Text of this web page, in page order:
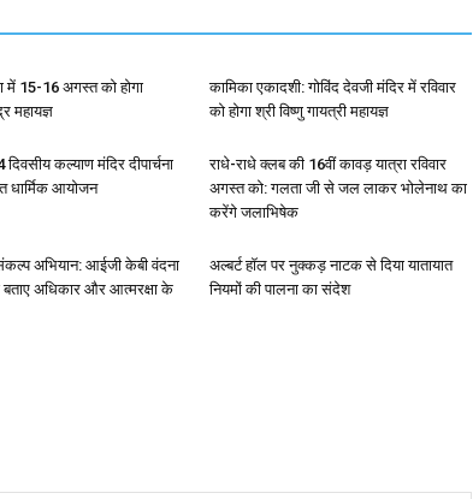
में 15-16 अगस्त को होगा
महायज्ञ
कामिका एकादशी: गोविंद देवजी मंदिर में रविवार
को होगा श्री विष्णु गायत्री महायज्ञ
कल्याण मंदिर दीपार्चना
धार्मिक आयोजन
राधे-राधे क्लब की 16वीं कावड़ यात्रा रविवार
अगस्त को: गलता जी से जल लाकर भोलेनाथ का
करेंगे जलाभिषेक
अभियान: आईजी केबी वंदना
अधिकार और आत्मरक्षा के
अल्बर्ट हॉल पर नुक्कड़ नाटक से दिया यातायात
नियमों की पालना का संदेश